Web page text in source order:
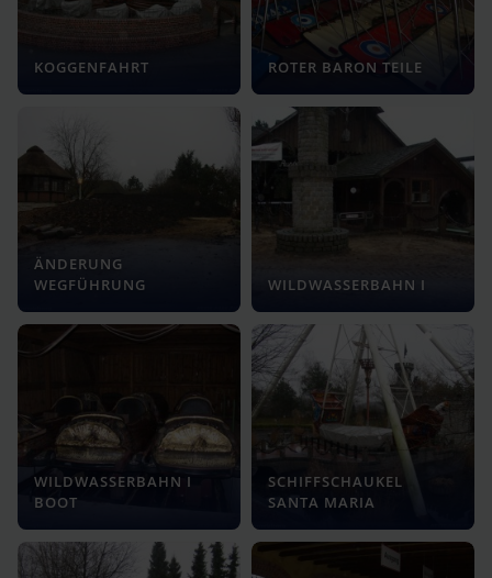
KOGGENFAHRT ROTER BARON TEILE
ÄNDERUNG
WEGFÜHRUNG
WILDWASSERBAHN I
WILDWASSERBAHN I
BOOT
SCHIFFSCHAUKEL
SANTA MARIA